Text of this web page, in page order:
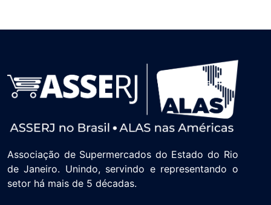
Associação de Supermercados do Estado do Rio
de Janeiro. Unindo, servindo e representando o
setor há mais de 5 décadas.